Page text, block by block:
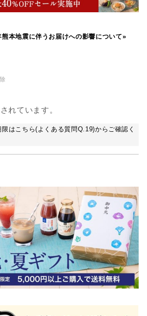
本地震に伴うお届けへの影響について»
れています。
はこちら(よくある質問Q.19)からご確認く